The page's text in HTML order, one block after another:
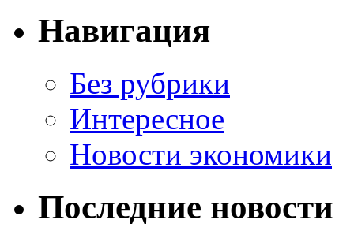
Навигация
Без рубрики
Интересное
Новости экономики
Последние новости